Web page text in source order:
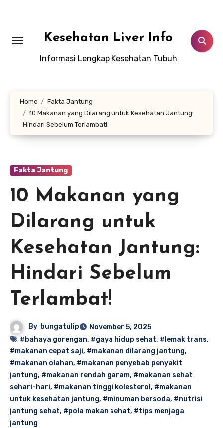
Kesehatan Liver Info
Informasi Lengkap Kesehatan Tubuh
Home
Fakta Jantung
10 Makanan yang Dilarang untuk Kesehatan Jantung:
Hindari Sebelum Terlambat!
Fakta Jantung
10 Makanan yang
Dilarang untuk
Kesehatan Jantung:
Hindari Sebelum
Terlambat!
By bungatulip
November 5, 2025
#bahaya gorengan, #gaya hidup sehat, #lemak trans,
#makanan cepat saji, #makanan dilarang jantung,
#makanan olahan, #makanan penyebab penyakit
jantung, #makanan rendah garam, #makanan sehat
sehari-hari, #makanan tinggi kolesterol , #makanan
untuk kesehatan jantung, #minuman bersoda, #nutrisi
jantung sehat, #pola makan sehat, #tips menjaga
jantung